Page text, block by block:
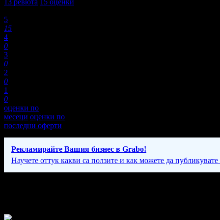
13 ревюта 15 оценки
5
15
4
0
3
0
2
0
1
0
оценки по
месеци оценки по
последни оферти
Рекламирайте Вашия бизнес в Grabo!
Научете оттук какви са ползите и как можете да публикувате